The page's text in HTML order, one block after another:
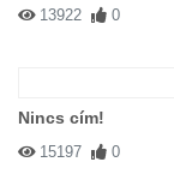
13922 0
Nincs cím!
15197 0